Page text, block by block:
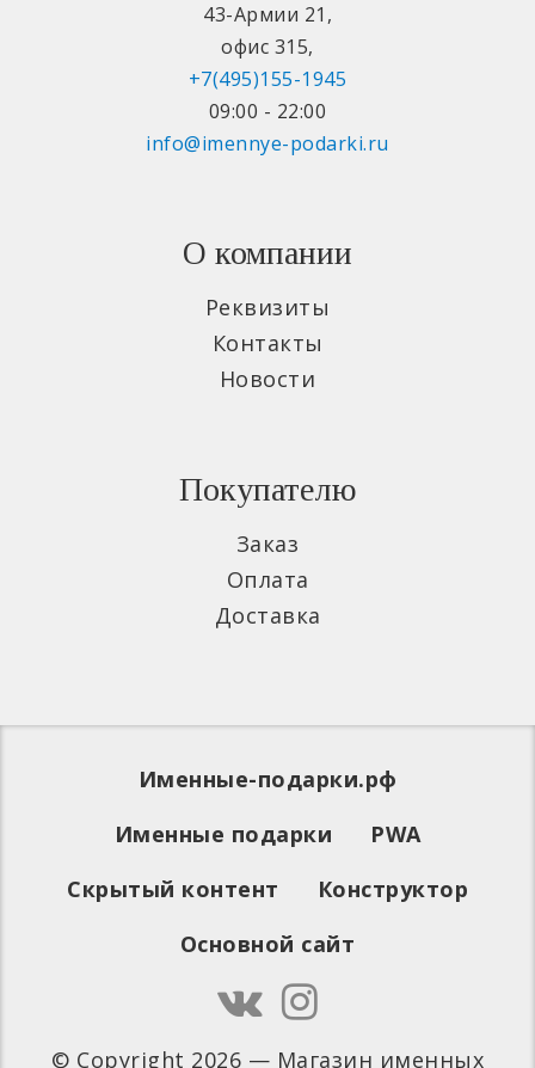
43-Армии 21 ,
офис 315,
+7(495)155-1945
09:00 - 22:00
info@imennye-podarki.ru
О компании
Реквизиты
Контакты
Новости
Покупателю
Заказ
Оплата
Доставка
Именные-подарки.рф
Именные подарки
PWA
Скрытый контент
Конструктор
Основной сайт
© Copyright 2026 — Магазин именных